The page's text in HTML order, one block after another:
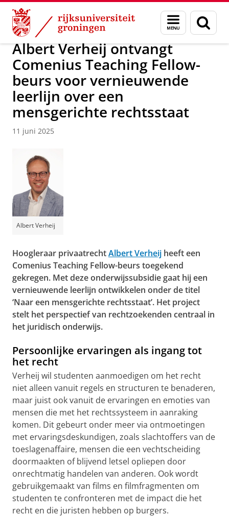
Skip
Content
Skip
Navigation
Menu
en
zoeken
Over ons Nieuwsarchief
Albert Verheij ontvangt
Comenius Teaching Fellow-
beurs voor vernieuwende
leerlijn over een
mensgerichte rechtsstaat
11 juni 2025
Albert Verheij
Hoogleraar privaatrechtAlbert Verheij heeft een
Comenius Teaching Fellow-beurs toegekend
gekregen. Met deze onderwijssubsidie gaat hij een
vernieuwende leerlijn ontwikkelen onder de titel
‘Naar een mensgerichte rechtsstaat’. Het project
stelt het perspectief van rechtzoekenden centraal in
het juridisch onderwijs.
Persoonlijke ervaringen als ingang tot
het recht
Verheij wil studenten aanmoedigen om het recht
niet alleen vanuit regels en structuren te benaderen,
maar juist ook vanuit de ervaringen en emoties van
mensen die met het rechtssysteem in aanraking
komen. Dit gebeurt onder meer via ontmoetingen
met ervaringsdeskundigen, zoals slachtoffers van de
toeslagenaffaire, mensen die een vechtscheiding
doormaakten of blijvend letsel opliepen door
onrechtmatig handelen van anderen. Ook wordt
gebruikgemaakt van films en filmfragmenten om
studenten te confronteren met de impact die het
recht en die juristen hebben op burgers.